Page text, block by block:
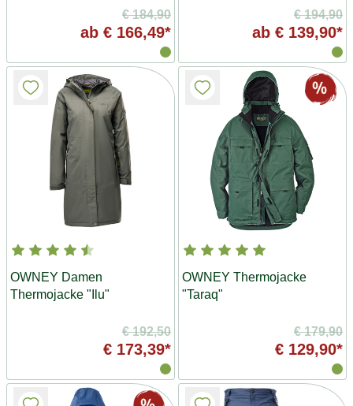
€ 184,90
ab € 166,49*
€ 194,90
ab € 139,90*
OWNEY Damen
Thermojacke "Ilu"
€ 192,50
€ 173,39*
OWNEY Thermojacke
"Taraq"
€ 179,90
€ 129,90*